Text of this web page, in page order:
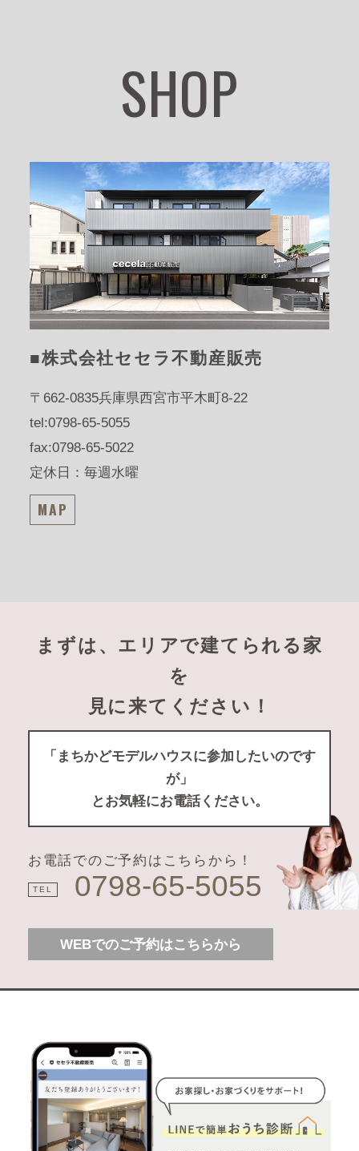
SHOP
■株式会社セセラ不動産販売
〒662-0835兵庫県西宮市平木町8-22
tel:0798-65-5055
fax:0798-65-5022
定休日：毎週水曜
MAP
まずは、エリアで建てられる家
を
見に来てください！
「まちかどモデルハウスに参加したいのです
が」
とお気軽にお電話ください。
お電話でのご予約はこちらから！
TEL 0798-65-5055
WEBでのご予約はこちらから